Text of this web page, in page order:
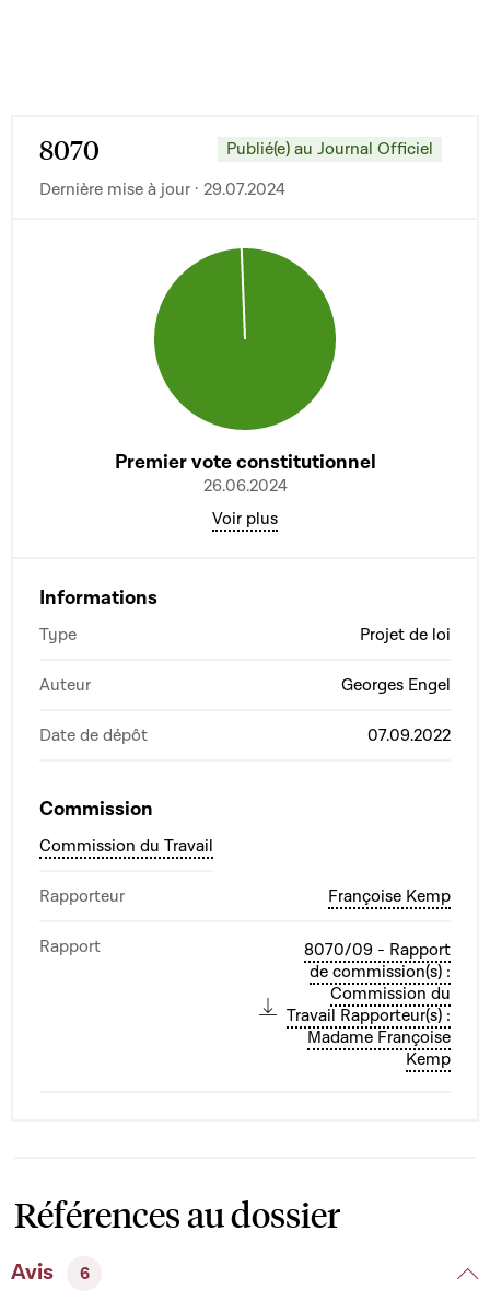
8070
Publié(e) au Journal Officiel
Dernière mise à jour · 29.07.2024
Premier vote constitutionnel
26.06.2024
Voir plus
Informations
Type Projet de loi
Auteur Georges Engel
Date de dépôt 07.09.2022
Commission
Commission du Travail
Rapporteur Françoise Kemp
Rapport
8070/09 - Rapport
de commission(s) :
Commission du
Travail Rapporteur(s) :
Madame Françoise
Kemp
Références au dossier
Avis 6